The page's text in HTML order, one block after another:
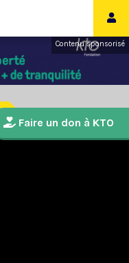
Contenu sponsorisé
Faire un don à KTO